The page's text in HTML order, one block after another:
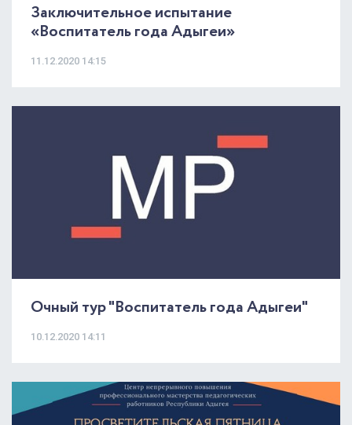
Заключительное испытание
«Воспитатель года Адыгеи»
11.12.2020 14:15
Очный тур "Воспитатель года Адыгеи"
10.12.2020 14:11